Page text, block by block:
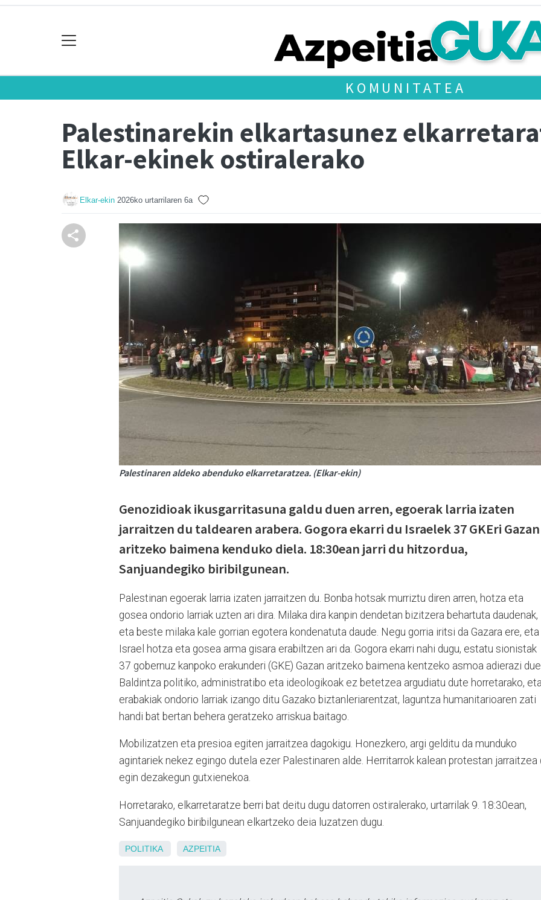
KOMUNITATEA
Palestinarekin elkartasunez
Elkar-ekinek ostiralerako
Elkar-ekin 2026ko urtarrilaren 6a
Palestinaren aldeko abenduko elkarretaratzea. (Elkar-ekin)
Genozidioak ikusgarritasuna galdu duen arren, egoerak larria izaten
jarraitzen du taldearen arabera. Gogora ekarri du Israelek 37 GKEri Gazan
aritzeko baimena kenduko diela. 18:30ean jarri du hitzordua,
Sanjuandegiko biribilgunean.
Palestinan egoerak larria izaten jarraitzen du. Bonba hotsak murriztu diren arren, hotza eta
gosea ondorio larriak uzten ari dira. Milaka dira kanpin dendetan bizitzera behartuta daudenak,
eta beste milaka kale gorrian egotera kondenatuta daude. Negu gorria iritsi da Gazara ere, eta
Israel hotza eta gosea arma gisara erabiltzen ari da. Gogora ekarri nahi dugu, estatu sionistak
37 gobernuz kanpoko erakunderi (GKE) Gazan aritzeko baimena kentzeko asmoa adierazi
Baldintza politiko, administratibo eta ideologikoak ez betetzea argudiatu dute horretarako, eta
erabakiak ondorio larriak izango ditu Gazako biztanleriarentzat, laguntza humanitarioaren zati
handi bat bertan behera geratzeko arriskua baitago.
Mobilizatzen eta presioa egiten jarraitzea dagokigu. Honezkero, argi gelditu da munduko
agintariek nekez egingo dutela ezer Palestinaren alde. Herritarrok kalean protestan jarraitzea
egin dezakegun gutxienekoa.
Horretarako, elkarretaratze berri bat deitu dugu datorren ostiralerako, urtarrilak 9. 18:30ean,
Sanjuandegiko biribilgunean elkartzeko deia luzatzen dugu.
POLITIKA AZPEITIA